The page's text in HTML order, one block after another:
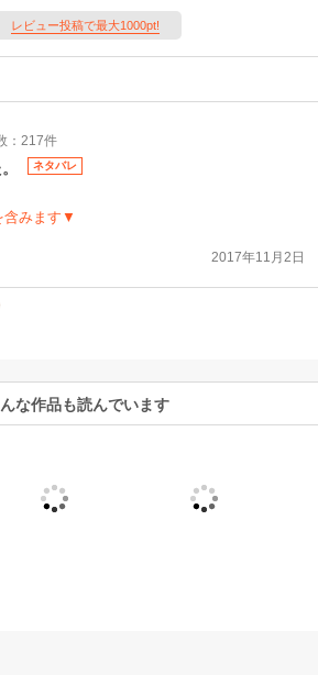
レビュー投稿で最大1000pt!
：217件
ネタバレ
含みます▼
2017年11月2日
な作品も読んでいます